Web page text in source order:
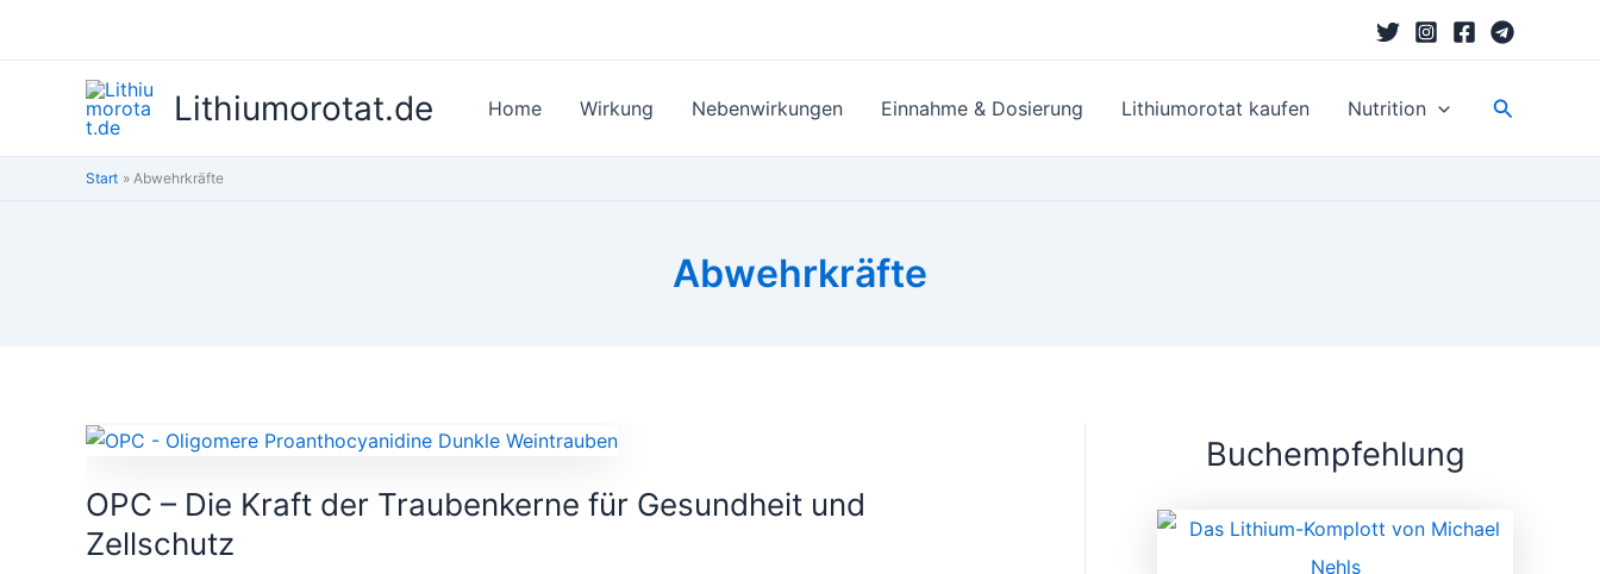
Lithiumorotat.de Home Wirkung Nebenwirkungen Einnahme & Dosierung Lithiumorotat kaufen Nutrition Suchen
Start Abwehrkräfte
Abwehrkräfte
OPC – Die Kraft der Traubenkerne für Gesundheit und
Zellschutz
OPC
Die
Kraft
der
Buchempfehlung